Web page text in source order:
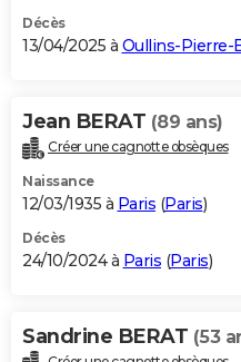
Décès
13/04/2025 à Oullins-Pierre-
Jean BERAT (89 ans)
Créer une cagnotte obsèques
Naissance
12/03/1935 à Paris (Paris)
Décès
24/10/2024 à Paris (Paris)
Sandrine BERAT (53